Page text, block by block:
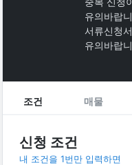
유의바랍
서류신청
유의바랍
조건 매물
신청 조건
내 조건을 1번만 입력하면